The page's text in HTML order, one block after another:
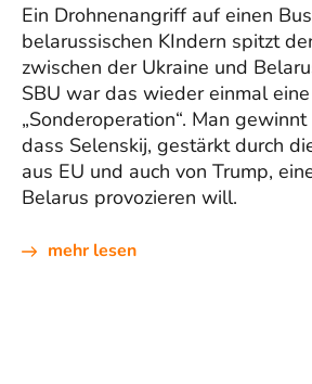
Ein Drohnenangriff auf einen
belarussischen KIndern spitzt
zwischen der Ukraine und
SBU war das wieder einmal
„Sonderoperation“. Man
dass Selenskij, gestärkt durch
aus EU und auch von Trump,
Belarus provozieren will.
mehr lesen